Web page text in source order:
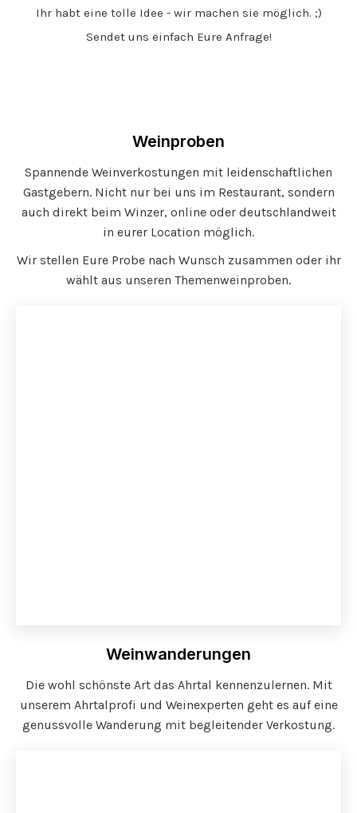
Ihr habt eine tolle Idee - wir machen sie möglich. ;)
Sendet uns einfach Eure Anfrage!
Weinproben
Spannende Weinverkostungen mit leidenschaftlichen
Gastgebern. Nicht nur bei uns im Restaurant, sondern
auch direkt beim Winzer, online oder deutschlandweit
in eurer Location möglich.
Wir stellen Eure Probe nach Wunsch zusammen oder ihr
wählt aus unseren Themenweinproben.
Weinwanderungen
Die wohl schönste Art das Ahrtal kennenzulernen. Mit
unserem Ahrtalprofi und Weinexperten geht es auf eine
genussvolle Wanderung mit begleitender Verkostung.